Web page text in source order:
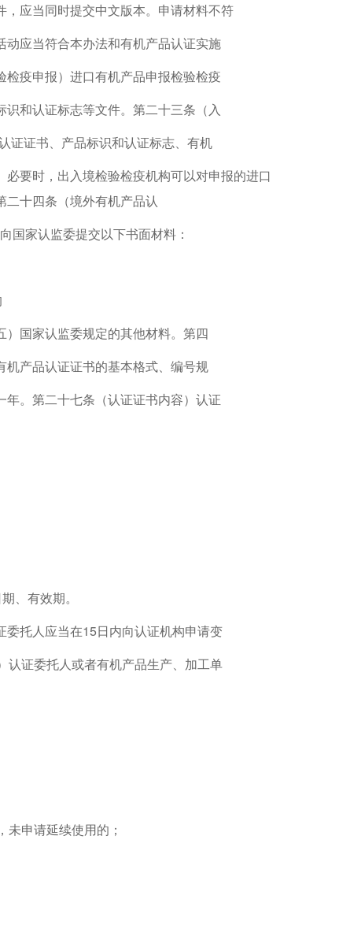
应当同时提交中文版本。申请材料不符
应当符合本办法和有机产品认证实施
疫申报）进口有机产品申报检验检疫
和认证标志等文件。第二十三条（入
证证书、产品标识和认证标志、有机
要时，出入境检验检疫机构可以对申报的进口
十四条（境外有机产品认
国家认监委提交以下书面材料：
国家认监委规定的其他材料。第四
产品认证证书的基本格式、编号规
。第二十七条（认证证书内容）认证
、有效期。
托人应当在15日内向认证机构申请变
认证委托人或者有机产品生产、加工单
申请延续使用的；